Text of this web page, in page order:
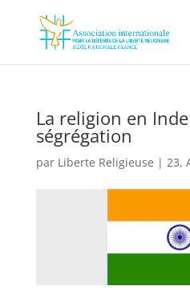
La religion en
ségrégation
par Liberte Religieuse | 23,